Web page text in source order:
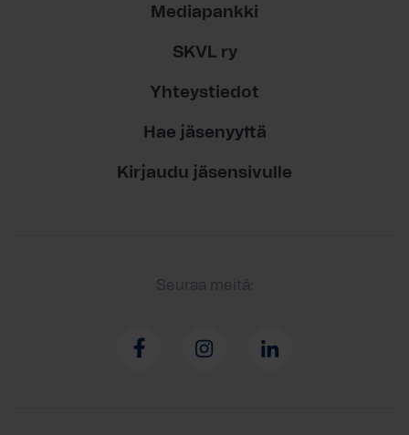
Mediapankki
SKVL ry
Yhteystiedot
Hae jäsenyyttä
Kirjaudu jäsensivulle
Seuraa meitä: